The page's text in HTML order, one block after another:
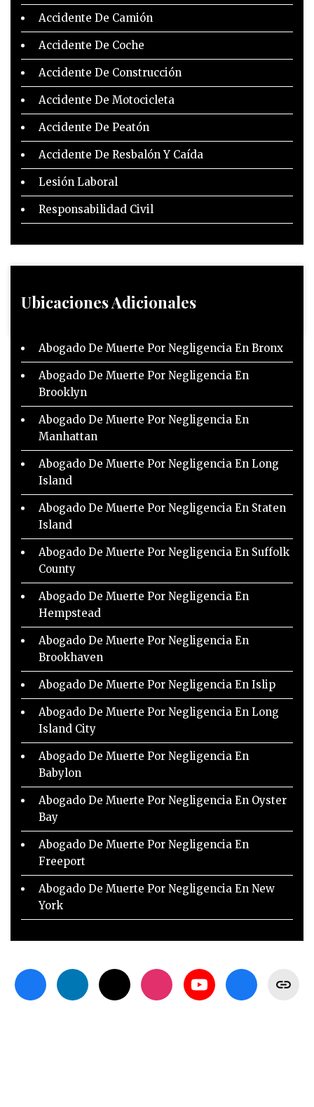
Accidente De Camión
Accidente De Coche
Accidente De Construcción
Accidente De Motocicleta
Accidente De Peatón
Accidente De Resbalón Y Caída
Lesión Laboral
Responsabilidad Civil
Ubicaciones Adicionales
Abogado De Muerte Por Negligencia En Bronx
Abogado De Muerte Por Negligencia En
Brooklyn
Abogado De Muerte Por Negligencia En
Manhattan
Abogado De Muerte Por Negligencia En Long
Island
Abogado De Muerte Por Negligencia En Staten
Island
Abogado De Muerte Por Negligencia En Suffolk
County
Abogado De Muerte Por Negligencia En
Hempstead
Abogado De Muerte Por Negligencia En
Brookhaven
Abogado De Muerte Por Negligencia En Islip
Abogado De Muerte Por Negligencia En Long
Island City
Abogado De Muerte Por Negligencia En
Babylon
Abogado De Muerte Por Negligencia En Oyster
Bay
Abogado De Muerte Por Negligencia En
Freeport
Abogado De Muerte Por Negligencia En New
York